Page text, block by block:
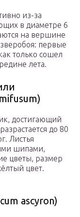
из-за
в диаметре 6
на вершине
первые
только сошел
лета.
достигающий
до 80
Листья
шипами,
цветы, размер
цвет.
ascyron)